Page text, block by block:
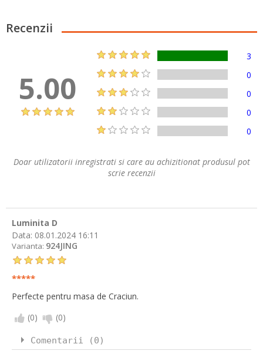
Recenzii
5.00
3
0
0
0
0
Doar utilizatorii inregistrati si care au achizitionat produsul pot
scrie recenzii
Luminita D
Data: 08.01.2024 16:11
Varianta: 924JING
*****
Perfecte pentru masa de Craciun.
(0) (0)
Comentarii (0)